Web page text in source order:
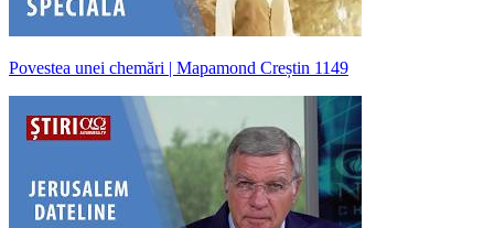
Povestea unei chemări | Mapamond Creștin 1149